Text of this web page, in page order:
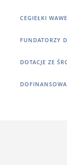
CEGIEŁKI
FUNDATORZY
DOTACJE ZE